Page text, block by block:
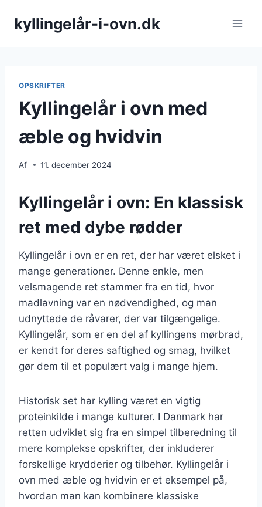
kyllingelår-i-ovn.dk
OPSKRIFTER
Kyllingelår i ovn med
æble og hvidvin
Af 11. december 2024
Kyllingelår i ovn: En klassisk
ret med dybe rødder
Kyllingelår i ovn er en ret, der har været elsket i
mange generationer. Denne enkle, men
velsmagende ret stammer fra en tid, hvor
madlavning var en nødvendighed, og man
udnyttede de råvarer, der var tilgængelige.
Kyllingelår, som er en del af kyllingens mørbrad,
er kendt for deres saftighed og smag, hvilket
gør dem til et populært valg i mange hjem.
Historisk set har kylling været en vigtig
proteinkilde i mange kulturer. I Danmark har
retten udviklet sig fra en simpel tilberedning til
mere komplekse opskrifter, der inkluderer
forskellige krydderier og tilbehør. Kyllingelår i
ovn med æble og hvidvin er et eksempel på,
hvordan man kan kombinere klassiske